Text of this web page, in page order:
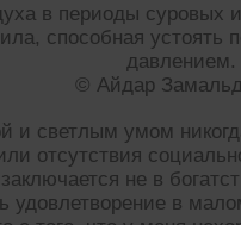
в периоды
способная
давлением.
© Айдар
и светлым умом
отсутствия
не в
удовлетворение в